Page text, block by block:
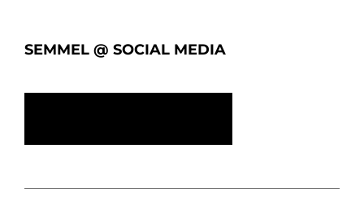
SEMMEL @ SOCIAL MEDIA